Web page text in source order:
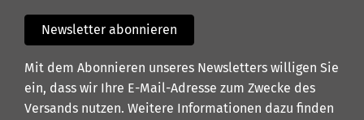
Newsletter abonnieren
Mit dem Abonnieren unseres Newsletters willigen Sie
ein, dass wir Ihre E-Mail-Adresse zum Zwecke des
Versands nutzen. Weitere Informationen dazu finden